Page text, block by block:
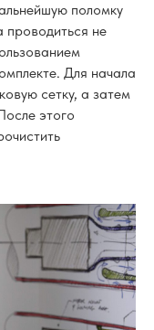
поломку
проводиться не
Для начала
сетку, а затем
этого